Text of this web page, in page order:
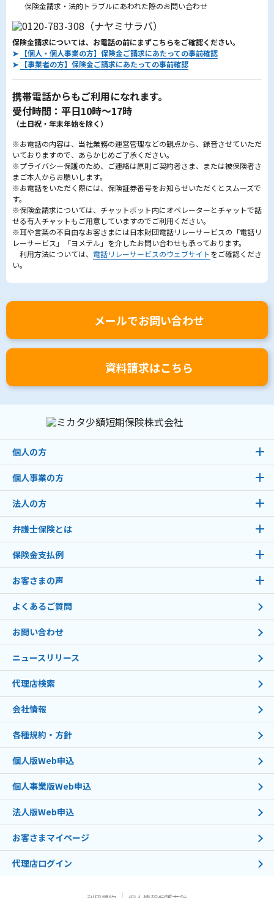
保険金請求・法的トラブルにあわれた際のお問い合わせ
保険金請求については、お電話の前にまずこちらをご確認ください。
➤
【個人・個人事業の方】保険金ご請求にあたっての事前確認
➤
【事業者の方】保険金ご請求にあたっての事前確認
携帯電話からもご利用になれます。
受付時間：平日10時～17時
（土日祝・年末年始を除く）
※お電話の内容は、当社業務の運営管理などの観点から、録音させていただ
いておりますので、あらかじめご了承ください。
※プライバシー保護のため、ご連絡は原則ご契約者さま、または被保険者さ
まご本人からお願いします。
※お電話をいただく際には、保険証券番号をお知らせいただくとスムーズで
す。
※保険金請求については、チャットボット内にオペレーターとチャットで話
せる有人チャットもご用意していますのでご利用ください。
※耳や言葉の不自由なお客さまには日本財団電話リレーサービスの「電話リ
レーサービス」「ヨメテル」を介したお問い合わせも承っております。
利用方法については、 電話リレーサービスのウェブサイトをご確認くださ
い。
メールでお問い合わせ
資料請求はこちら
個人の方
個人事業の方
法人の方
弁護士保険とは
保険金支払例
お客さまの声
よくあるご質問
お問い合わせ
ニュースリリース
代理店検索
会社情報
各種規約・方針
個人版Web申込
個人事業版Web申込
法人版Web申込
お客さまマイページ
代理店ログイン